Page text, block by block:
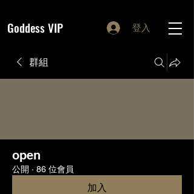
Goddess VIP 登入
群組
open
公開 · 86 位會員
加入